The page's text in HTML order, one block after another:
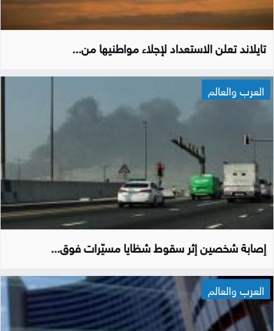
تايلاند تعلن الاستعداد لإجلاء مواطنيها من...
العرب والعالم
إصابة شخصين إثر سقوط شظايا مسيّرات فوق...
العرب والعالم